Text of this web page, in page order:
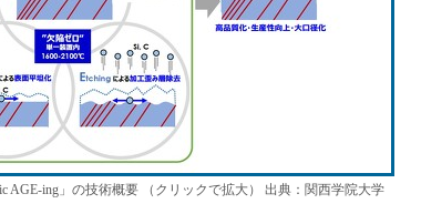
AGE-ing」の技術概要 （クリックで拡大） 出典：関西学院大学